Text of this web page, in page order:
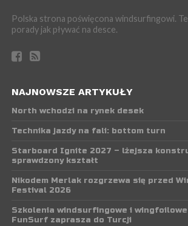
Polska strona poświęcona windsurfingowi.
porady jak pływać na desce.
NAJNOWSZE ARTYKUŁY
North wchodzi na rynek desek
Technika jazdy na fali: bottom turn
Starboard Ignite 2027 – lżejsza
sprawdzony kształt
Nikodem Merlak rozgrzewa się przed
Festival 2026
Szkolenia windsurfingowe i wingfoilowe
FunSurf zaprasza do Turcji